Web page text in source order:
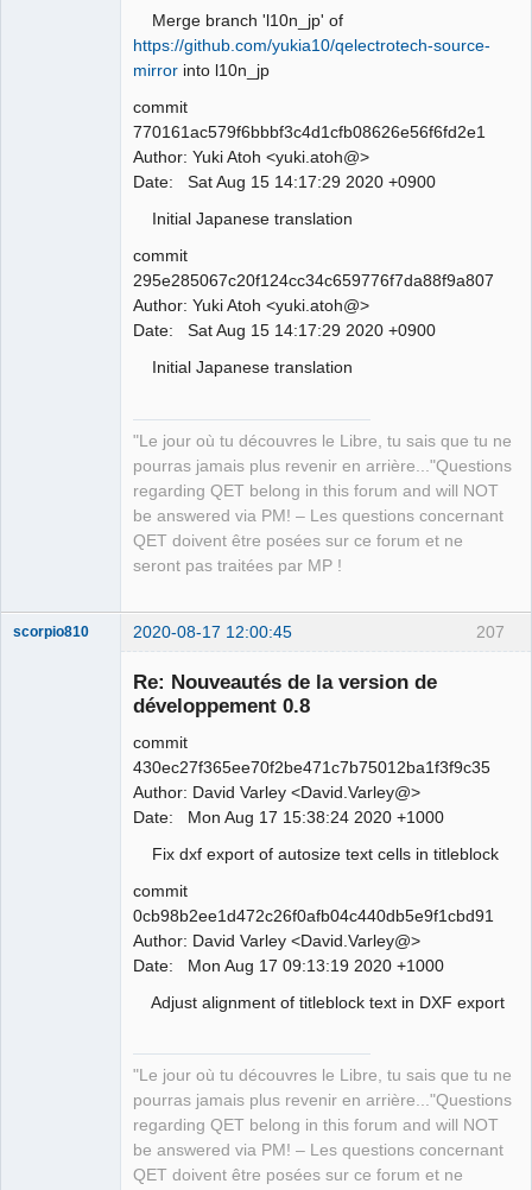
Merge branch 'l10n_jp' of
https://github.com/yukia10/qelectrotech-source-
mirror into l10n_jp
commit
770161ac579f6bbbf3c4d1cfb08626e56f6fd2e1
Author: Yuki Atoh <yuki.atoh@>
Date: Sat Aug 15 14:17:29 2020 +0900
Initial Japanese translation
commit
295e285067c20f124cc34c659776f7da88f9a807
Author: Yuki Atoh <yuki.atoh@>
Date: Sat Aug 15 14:17:29 2020 +0900
Initial Japanese translation
"Le jour où tu découvres le Libre, tu sais que tu ne
pourras jamais plus revenir en arrière..."Questions
regarding QET belong in this forum and will NOT
be answered via PM! – Les questions concernant
QET doivent être posées sur ce forum et ne
seront pas traitées par MP !
207
scorpio810 2020-08-17 12:00:45
Re: Nouveautés de la version de
développement 0.8
commit
430ec27f365ee70f2be471c7b75012ba1f3f9c35
Author: David Varley <David.Varley@>
Date: Mon Aug 17 15:38:24 2020 +1000
Fix dxf export of autosize text cells in titleblock
commit
0cb98b2ee1d472c26f0afb04c440db5e9f1cbd91
Author: David Varley <David.Varley@>
Date: Mon Aug 17 09:13:19 2020 +1000
Adjust alignment of titleblock text in DXF export
"Le jour où tu découvres le Libre, tu sais que tu ne
pourras jamais plus revenir en arrière..."Questions
regarding QET belong in this forum and will NOT
be answered via PM! – Les questions concernant
QET doivent être posées sur ce forum et ne